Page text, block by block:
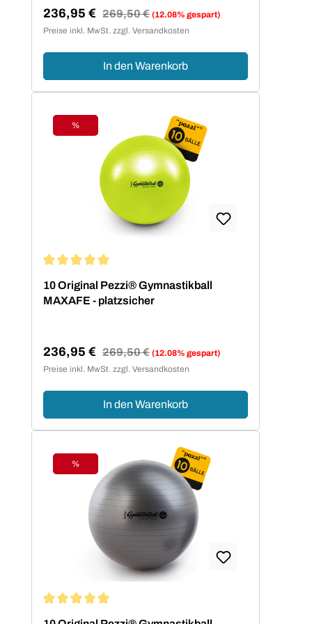
Verkaufspreis:
236,95 € Regulärer Preis:
269,50 € (12.08% gespart)
Preise inkl. MwSt. zzgl. Versandkosten
In den Warenkorb
Rabatt
%
10 Original Pezzi® Gymnastikball
MAXAFE - platzsicher
Verkaufspreis:
236,95 € Regulärer Preis:
269,50 € (12.08% gespart)
Preise inkl. MwSt. zzgl. Versandkosten
In den Warenkorb
Rabatt
%